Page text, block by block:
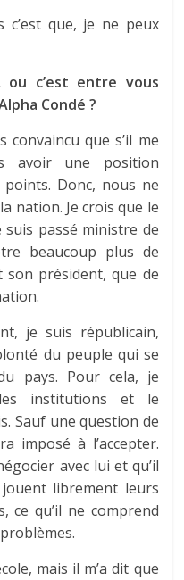
c’est que, je ne peux
ou c’est entre vous
Condé ?
convaincu que s’il me
avoir une position
Donc, nous ne
nation. Je crois que le
suis passé ministre de
beaucoup plus de
président, que de
je suis républicain,
du peuple qui se
pays. Pour cela, je
institutions et le
Sauf une question de
imposé à l’accepter.
avec lui et qu’il
librement leurs
ce qu’il ne comprend
mais il m’a dit que